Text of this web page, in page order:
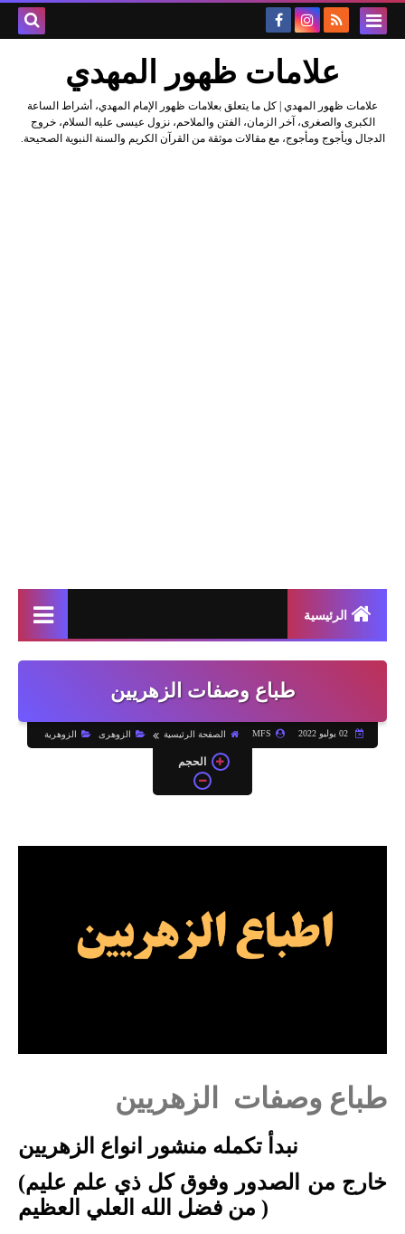
علامات ظهور المهدي
علامات ظهور المهدي | كل ما يتعلق بعلامات ظهور الإمام المهدي، أشراط الساعة
الكبرى والصغرى، آخر الزمان، الفتن والملاحم، نزول عيسى عليه السلام، خروج
الدجال ويأجوج ومأجوج، مع مقالات موثقة من القرآن الكريم والسنة النبوية الصحيحة.
الرئيسية
طباع وصفات الزهريين
02 يوليو 2022 MFS الصفحة الرئيسية الزوهرى الزوهرية
الحجم
طباع وصفات الزهريين
نبدأ تكمله منشور انواع الزهريين
(خارج من الصدور وفوق كل ذي علم عليم
من فضل الله العلي العظيم )